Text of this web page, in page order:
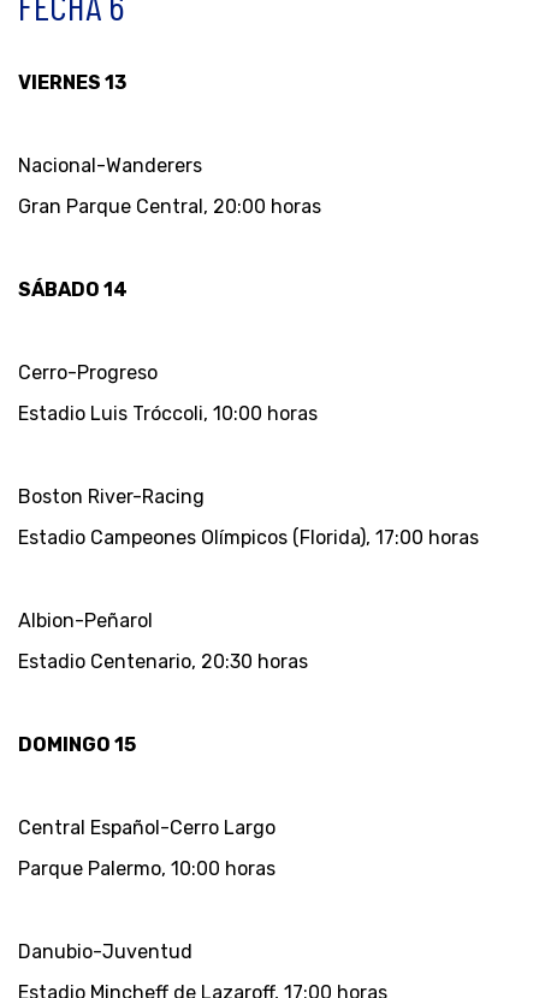
VIERNES 13
Nacional-Wanderers
Gran Parque Central, 20:00 horas
SÁBADO 14
Cerro-Progreso
Estadio Luis Tróccoli, 10:00 horas
Boston River-Racing
Estadio Campeones Olímpicos (Florida), 17:00 horas
Albion-Peñarol
Estadio Centenario, 20:30 horas
DOMINGO 15
Central Español-Cerro Largo
Parque Palermo, 10:00 horas
Danubio-Juventud
Estadio Mincheff de Lazaroff, 17:00 horas